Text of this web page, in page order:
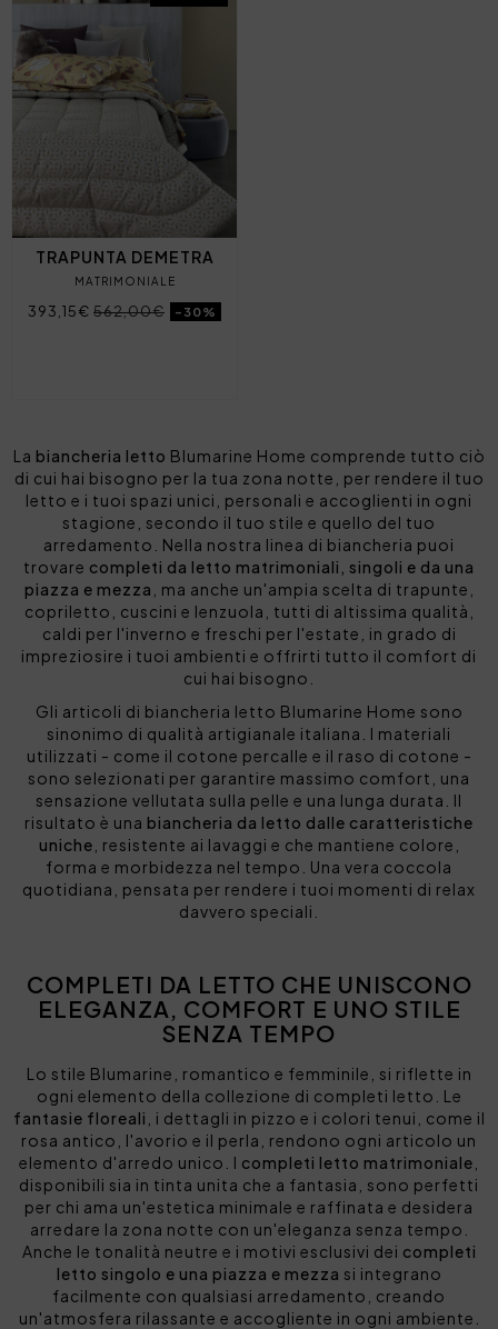
TRAPUNTA DEMETRA
MATRIMONIALE
393,15€ 562,00€ -30%
La biancheria letto Blumarine Home comprende tutto ciò
di cui hai bisogno per la tua zona notte, per rendere il tuo
letto e i tuoi spazi unici, personali e accoglienti in ogni
stagione, secondo il tuo stile e quello del tuo
arredamento. Nella nostra linea di biancheria puoi
trovare completi da letto matrimoniali, singoli e da una
piazza e mezza , ma anche un'ampia scelta di trapunte,
copriletto, cuscini e lenzuola, tutti di altissima qualità,
caldi per l'inverno e freschi per l'estate, in grado di
impreziosire i tuoi ambienti e offrirti tutto il comfort di
cui hai bisogno.
Gli articoli di biancheria letto Blumarine Home sono
sinonimo di qualità artigianale italiana. I materiali
utilizzati - come il cotone percalle e il raso di cotone -
sono selezionati per garantire massimo comfort, una
sensazione vellutata sulla pelle e una lunga durata. Il
risultato è una biancheria da letto dalle caratteristiche
uniche , resistente ai lavaggi e che mantiene colore,
forma e morbidezza nel tempo. Una vera coccola
quotidiana, pensata per rendere i tuoi momenti di relax
davvero speciali.
COMPLETI DA LETTO CHE UNISCONO
ELEGANZA, COMFORT E UNO STILE
SENZA TEMPO
Lo stile Blumarine, romantico e femminile, si riflette in
ogni elemento della collezione di completi letto. Le
fantasie floreali , i dettagli in pizzo e i colori tenui, come il
rosa antico, l'avorio e il perla, rendono ogni articolo un
elemento d'arredo unico. I completi letto matrimoniale
disponibili sia in tinta unita che a fantasia, sono perfetti
per chi ama un'estetica minimale e raffinata e desidera
arredare la zona notte con un'eleganza senza tempo.
Anche le tonalità neutre e i motivi esclusivi dei completi
letto singolo e una piazza e mezza si integrano
facilmente con qualsiasi arredamento, creando
un'atmosfera rilassante e accogliente in ogni ambiente.